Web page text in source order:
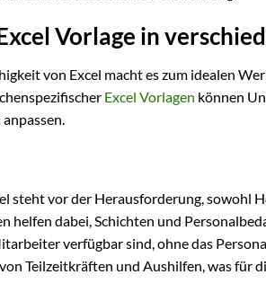
Vorlage in
von Excel macht es zum idealen
Excel Vorlagen können
steht vor der Herausforderung, sowohl
helfen dabei, Schichten und
verfügbar sind, ohne das
Teilzeitkräften und Aushilfen, was für